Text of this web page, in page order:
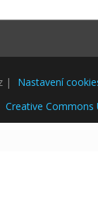
| Nastavení
Creative Commons